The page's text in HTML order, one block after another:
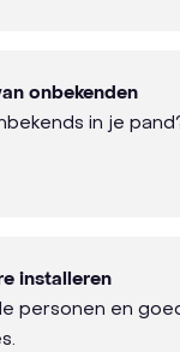
onbekenden
in je
installeren
personen en